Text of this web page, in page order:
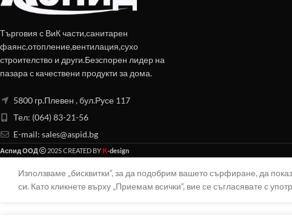
Търговия с ВиК части,санитарен
фаянс,отопление,вентилация,сухо
строителство и други.Безспорен лидер на
пазара с качествени продукти за дома.
5800 гр.Плевен , бул.Русе 117
Тел: (064) 83-21-56
E-mail: sales@aspid.bg
Аспид ООД 2025 CREATED BY K-design
Използваме „бисквитки“, за да подобрим вашето сърфиране, да
си. Като кликнете върху „Приемам всички“, вие се съгласявате с